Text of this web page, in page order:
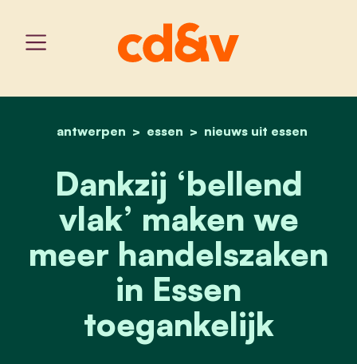
home
antwerpen essen nieuws uit essen
dankzij ‘bellend vlak’
Dankzij ‘bellend
vlak’ maken we
meer handelszaken
in Essen
toegankelijk